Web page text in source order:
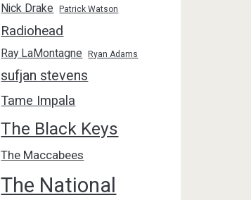
Nick Drake Patrick Watson
Radiohead
Ray LaMontagne Ryan Adams
sufjan stevens
Tame Impala
The Black Keys
The Maccabees
The National